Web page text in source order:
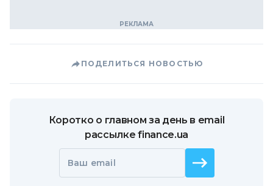
ПОДЕЛИТЬСЯ НОВОСТЬЮ
Коротко о главном за день в email
рассылке finance.ua
Ваш email